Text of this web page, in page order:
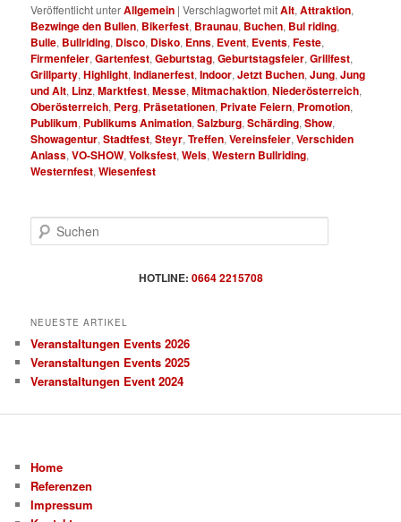
Veröffentlicht unterAllgemein |Verschlagwortet mitAlt,Attraktion,
Bezwinge den Bullen, Bikerfest, Braunau, Buchen, Bul riding,
Bulle, Bullriding, Disco, Disko, Enns, Event, Events,Feste,
Firmenfeier,Gartenfest,Geburtstag,Geburtstagsfeier,Grillfest,
Grillparty,Highlight,Indianerfest,Indoor,Jetzt Buchen,Jung,Jung
und Alt, Linz,Marktfest,Messe,Mitmachaktion,Niederösterreich,
Oberösterreich, Perg, Präsetationen, Private Feiern, Promotion,
Publikum, Publikums Animation,Salzburg,Schärding,Show,
Showagentur,Stadtfest,Steyr,Treffen,Vereinsfeier,Verschiden
Anlass,VO-SHOW,Volksfest,Wels,Western Bullriding,
Westernfest,Wiesenfest
u
HOTLINE: 0664 2215708
NEUESTE ARTIKEL
Veranstaltungen Events 2026
Veranstaltungen Events 2025
Veranstaltungen Event 2024
Home
Referenzen
Impressum